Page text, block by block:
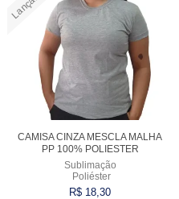
CAMISA CINZA MESCLA MALHA
PP 100% POLIESTER
Sublimação
Poliéster
R$ 18,30